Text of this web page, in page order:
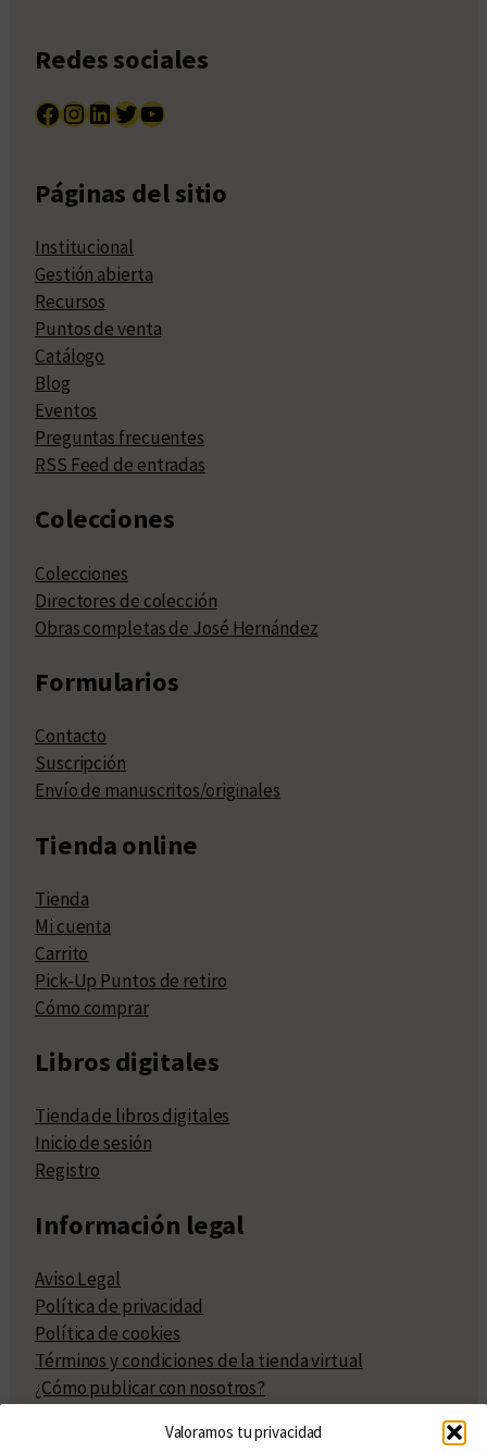
Valoramos tu privacidad
Redes sociales
Facebook InstagramLinkedIn Twitter YouTube
Páginas del sitio
Institucional
Gestión abierta
Recursos
Puntos de venta
Catálogo
Blog
Eventos
Preguntas frecuentes
RSS Feed de entradas
Colecciones
Colecciones
Directores de colección
Obras completas de José Hernández
Formularios
Contacto
Suscripción
Envío de manuscritos/originales
Tienda online
Tienda
Mi cuenta
Carrito
Pick-Up Puntos de retiro
Cómo comprar
Libros digitales
Tienda de libros digitales
Inicio de sesión
Registro
Información legal
Aviso Legal
Política de privacidad
Política de cookies
Términos y condiciones de la tienda virtual
¿Cómo publicar con nosotros?
Políticas de publicación